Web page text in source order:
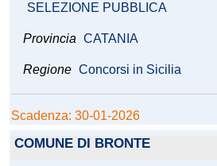
SELEZIONE PUBBLICA
Provincia CATANIA
Regione Concorsi in Sicilia
Scadenza: 30-01-2026
COMUNE DI BRONTE